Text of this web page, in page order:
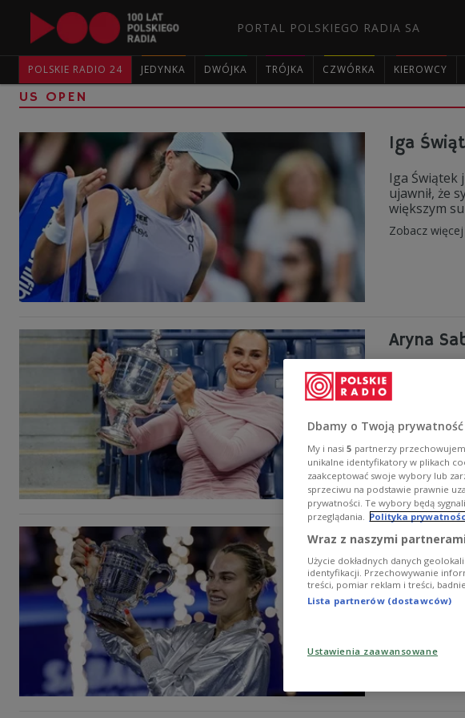
PORTAL POLSKIEGO RADIA SA
POLSKIE RADIO 24 JEDYNKA DWÓJKA TRÓJKA CZWÓRKA KIEROWCY
US OPEN
Iga
Iga Świątek
ujawnił, że
większym
Zobacz
Aryna
Liderka
Zobacz więcej
Liderka
Anisimovą
imprezie tej
Dbamy o Twoją prywatność
My i nasi 5 partnerzy
unikalne identyfikatory w plikach
zaakceptować swoje wybory lub
sprzeciwu na podstawie prawnie
prywatności. Te wybory będą
przeglądania. Polityka
Wraz z naszymi
Użycie dokładnych danych
identyfikacji. Przechowywanie
treści, pomiar reklam i treści,
Lista partnerów (dostawców)
Ustawienia zaawansowane